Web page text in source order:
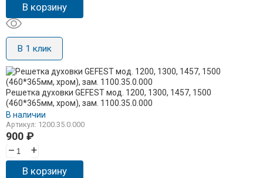
В корзину
В 1 клик
Решетка духовки GEFEST мод. 1200, 1300, 1457, 1500
(460*365мм, хром), зам. 1100.35.0.000
В наличии
Артикул: 1200.35.0.000
900 ₽
–
+
В корзину